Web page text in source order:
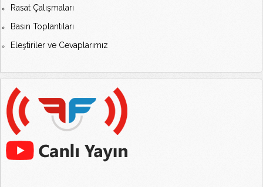
Rasat Çalışmaları
Basın Toplantıları
Eleştiriler ve Cevaplarımız